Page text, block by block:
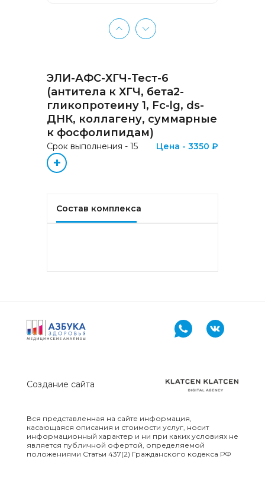
TORCH-комплекс, скрининг
Аллергокомплекс «Пищевая
аллергия» IgE (ImmunoCAP)
(Яичный белок f1, Молоко f2,
Треска f3, Пшеница f4, Арахис
f13, Соя f14, Фундук f17,
Креветка f24, Персик f95)
Аллергокомплекс «Прогноз
(ImmunoCAP) (Береза
аллергокомпонент, t215 rBet v1
PR-10, Береза
аллергокомпонент, g213 rPhl p1,
rPhl p5b, Тимофеевка луговая,
аллергокомпонент, g214 rPhl p7,
Аллергокомплекс «Прогноз
эффективности АСИТ: Сорные
(аллергокомпоненты: Амброзия
w230 nAmb a1, Полынь, w231
nArt v1 и w233 nArt v3,
Тимофеевка луговая, g214 rPhl
p7, rPhl p12)
ЭЛИ-АФС-ХГЧ-Тест-6
(антитела к ХГЧ, бета2-
гликопротеину 1, Fc-lg, ds-
ДНК, коллагену, суммарные
к фосфолипидам)
Срок выполнения - 15 Цена - 3350 ₽
+
Состав комплекса
Вся представленная на сайте информация,
касающаяся описания и стоимости услуг, носит
информационный характер и ни при каких условиях не
является публичной офертой, определяемой
положениями Статьи 437(2) Гражданского кодекса РФ
Создание сайта